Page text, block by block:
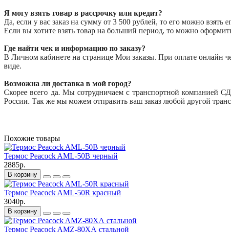
Я могу взять товар в рассрочку или кредит?
Да, если у вас заказ на сумму от 3 500 рублей, то его можно взять
Если вы хотите взять товар на больший период, то можно
Где найти чек и информацию по заказу?
В Личном кабинете на странице Мои заказы. При оплате онлайн
виде.
Возможна ли доставка в мой город?
Скорее всего да. Мы сотрудничаем с транспортной компанией
России. Так же мы можем отправить ваш заказ любой другой
Похожие товары
Термос Peacock AML-50B черный
2885р.
В корзину
Термос Peacock AML-50R красный
3040р.
В корзину
Термос Peacock AMZ-80ХА стальной